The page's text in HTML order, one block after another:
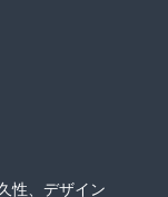
性、デザイン